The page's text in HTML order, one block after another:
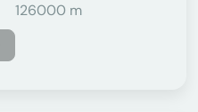
126000 m